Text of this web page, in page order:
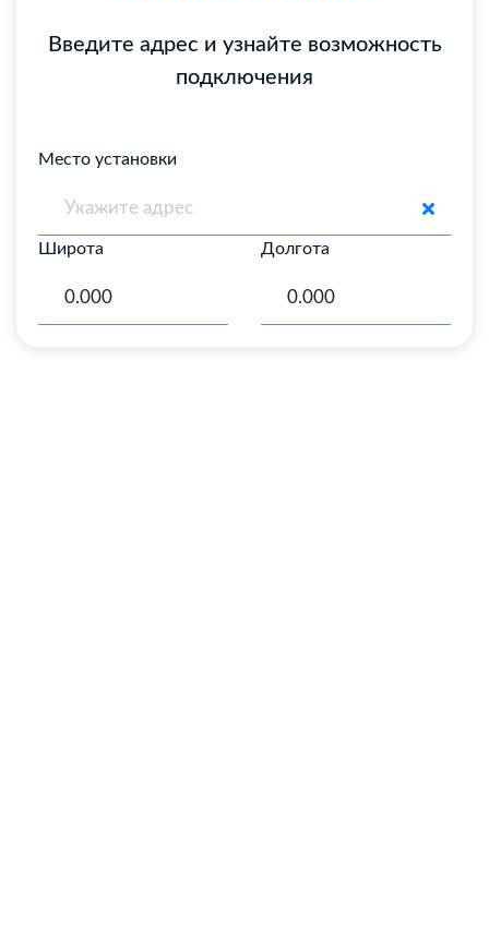
Введите адрес и узнайте возможность
подключения
Место установки
Широта Долгота